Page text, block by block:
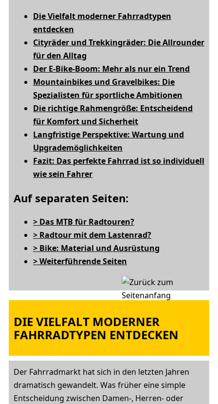
Die Vielfalt moderner Fahrradtypen
entdecken
Cityräder und Trekkingräder: Die Allrounder
für den Alltag
Der E-Bike-Boom: Mehr als nur ein Trend
Mountainbikes und Gravelbikes: Die
Spezialisten für sportliche Ambitionen
Die richtige Rahmengröße: Entscheidend
für Komfort und Sicherheit
Langfristige Perspektive: Wartung und
Upgrademöglichkeiten
Fazit: Das perfekte Fahrrad ist so individuell
wie sein Fahrer
Auf separaten Seiten:
> Das MTB für Radtouren?
> Radtour mit dem Lastenrad?
> Bike: Material und Ausrüstung
> Weiterführende Seiten
DIE VIELFALT MODERNER
FAHRRADTYPEN ENTDECKEN
Der Fahrradmarkt hat sich in den letzten Jahren
dramatisch gewandelt. Was früher eine simple
Entscheidung zwischen Damen-, Herren- oder